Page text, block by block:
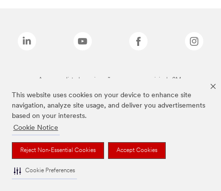
This website uses cookies on your device to enhance site
navigation, analyze site usage, and deliver you advertisements
based on your interests.
Cookie Notice
Reject Non-Essential Cookies Accept Cookies
Cookie Preferences
As marcas listadas a cima são marcas comerciais da 3M.